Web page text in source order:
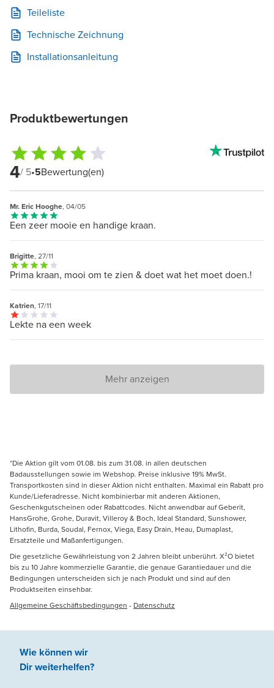
Teileliste
Technische Zeichnung
Installationsanleitung
Produktbewertungen
4/ 5•5Bewertung(en)
Mr. Eric Hooghe, 04/05
Een zeer mooie en handige kraan.
Brigitte, 27/11
Prima kraan, mooi om te zien & doet wat het moet doen.!
Katrien, 17/11
Lekte na een week
Mehr anzeigen
*Die Aktion gilt vom 01.08. bis zum 31.08. in allen deutschen
Badausstellungen sowie im Webshop. Preise inklusive 19% MwSt.
Transportkosten sind in dieser Aktion nicht enthalten. Maximal ein Rabatt pro
Kunde/Lieferadresse. Nicht kombinierbar mit anderen Aktionen,
Geschenkgutscheinen oder Rabattcodes. Nicht anwendbar auf Geberit,
HansGrohe, Grohe, Duravit, Villeroy & Boch, Ideal Standard, Sunshower,
Lithofin, Burda, Soudal, Fernox, Viega, Easy Drain, Heau, Dumaplast,
Ersatzteile und Maßanfertigungen.
Die gesetzliche Gewährleistung von 2 Jahren bleibt unberührt. X²O bietet
bis zu 10 Jahre kommerzielle Garantie, die genaue Garantiedauer und die
Bedingungen unterscheiden sich je nach Produkt und sind auf den
Produktseiten einsehbar.
Allgemeine Geschäftsbedingungen - Datenschutz
Wie können wir
Dir weiterhelfen?